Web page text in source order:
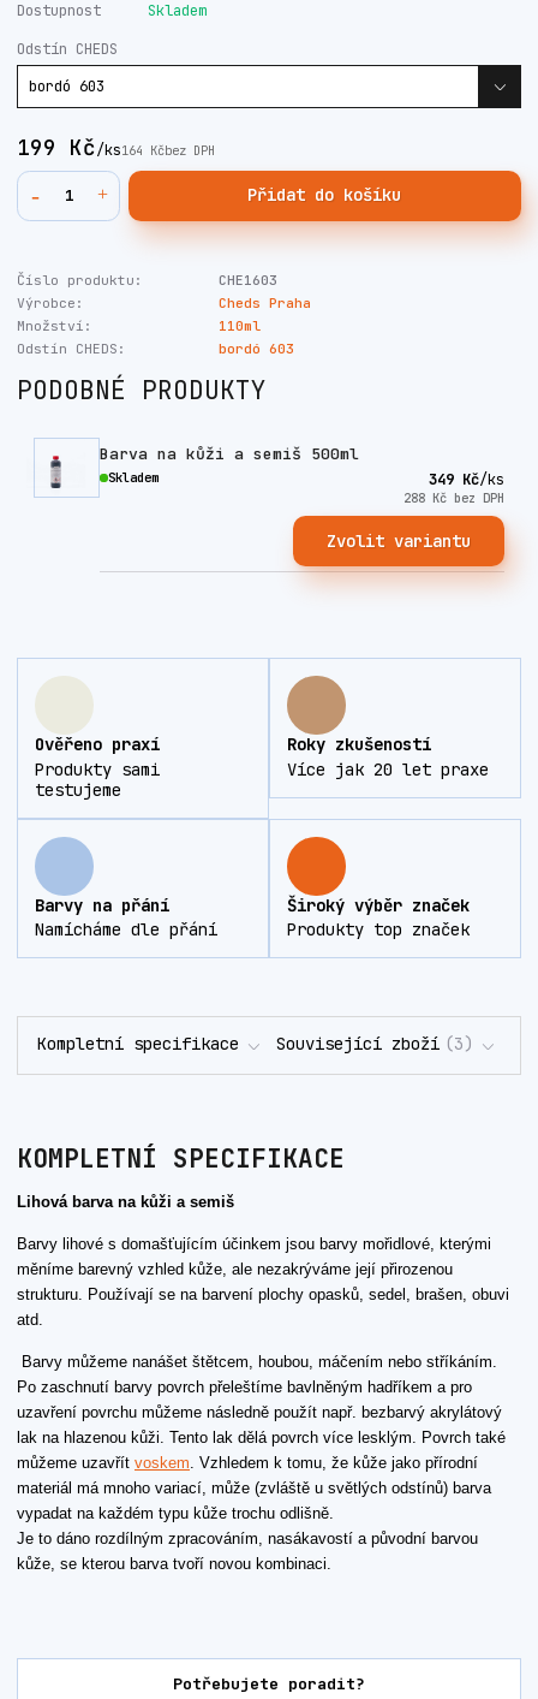
Dostupnost Skladem
Odstín CHEDS
199 Kč/ks164 Kčbez DPH
Přidat do košíku
Číslo produktu:
CHE1603
Výrobce:
Cheds Praha
Množství:
110ml
Odstín CHEDS:
bordó 603
PODOBNÉ PRODUKTY
Barva na kůži a semiš 500ml
349 Kč/ks
288 Kč bez DPH
Skladem
Zvolit variantu
Ověřeno praxí
Produkty sami
testujeme
Roky zkušeností
Více jak 20 let praxe
Barvy na přání
Namícháme dle přání
Široký výběr značek
Produkty top značek
Kompletní specifikace Související zboží 3
KOMPLETNÍ SPECIFIKACE
Lihová barva na kůži a semiš
Barvy lihové s domašťujícím účinkem jsou barvy mořidlové, kterými
měníme barevný vzhled kůže, ale nezakrýváme její přirozenou
strukturu. Používají se na barvení plochy opasků, sedel, brašen, obuvi
atd.
Barvy můžeme nanášet štětcem, houbou, máčením nebo stříkáním.
Po zaschnutí barvy povrch přeleštíme bavlněným hadříkem a pro
uzavření povrchu můžeme následně použít např. bezbarvý akrylátový
lak na hlazenou kůži. Tento lak dělá povrch více lesklým. Povrch také
můžeme uzavřít voskem. Vzhledem k tomu, že kůže jako přírodní
materiál má mnoho variací, může (zvláště u světlých odstínů) barva
vypadat na každém typu kůže trochu odlišně.
Je to dáno rozdílným zpracováním, nasákavostí a původní barvou
kůže, se kterou barva tvoří novou kombinaci.
Potřebujete poradit?